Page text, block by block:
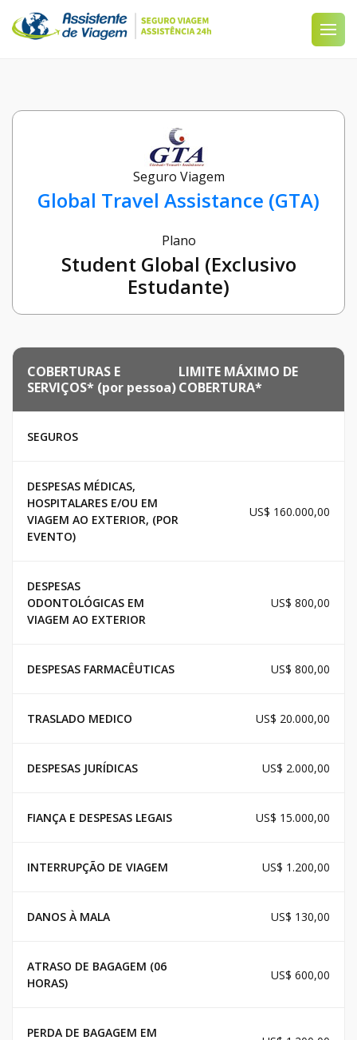
Seguro Viagem
Global Travel Assistance (GTA)
Plano
Student Global (Exclusivo
Estudante)
COBERTURAS E
SERVIÇOS* (por pessoa)
LIMITE MÁXIMO DE
COBERTURA*
SEGUROS
DESPESAS MÉDICAS,
HOSPITALARES E/OU EM
VIAGEM AO EXTERIOR, (POR
EVENTO)
US$ 160.000,00
DESPESAS
ODONTOLÓGICAS EM
VIAGEM AO EXTERIOR
US$ 800,00
DESPESAS FARMACÊUTICAS US$ 800,00
TRASLADO MEDICO US$ 20.000,00
DESPESAS JURÍDICAS US$ 2.000,00
FIANÇA E DESPESAS LEGAIS US$ 15.000,00
INTERRUPÇÃO DE VIAGEM US$ 1.200,00
DANOS À MALA US$ 130,00
ATRASO DE BAGAGEM (06
HORAS)
US$ 600,00
PERDA DE BAGAGEM EM